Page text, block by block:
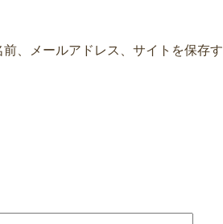
、メールアドレス、サイトを保存す